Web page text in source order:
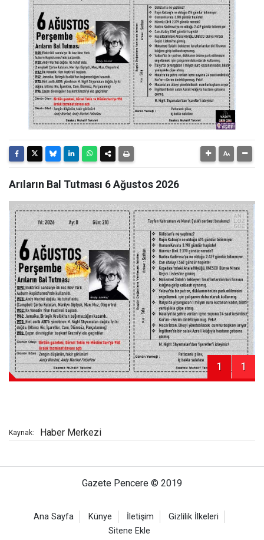
Arıların Bal Tutması 6 Ağustos 2026
1 1
Kaynak: Haber Merkezi
Gazete Pencere © 2019
Ana Sayfa Künye İletişim
Gizlilik İlkeleri
Sitene Ekle